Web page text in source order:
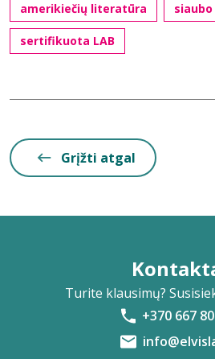
amerikiečių literatūra
sertifikuota LAB
Grįžti atgal
Turite klausimų?
+370 667